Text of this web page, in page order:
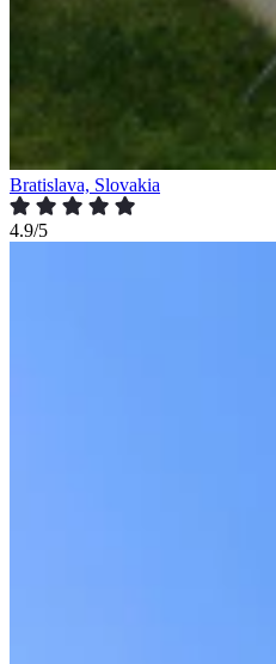
Bratislava, Slovakia
4.9/5